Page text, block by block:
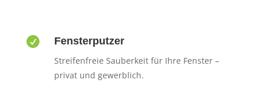
 Fensterputzer
Streifenfreie Sauberkeit für Ihre Fenster –
privat und gewerblich.